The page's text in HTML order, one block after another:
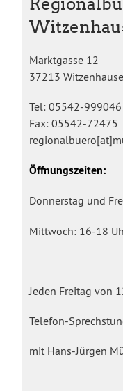
Marktgasse 12
37213
Tel: 05542-999046
Fax: 05542-72475
Öffnungszeiten:
Donnerstag und
Mittwoch: 16-18
Jeden Freitag von
Telefon-
mit Hans-Jürgen